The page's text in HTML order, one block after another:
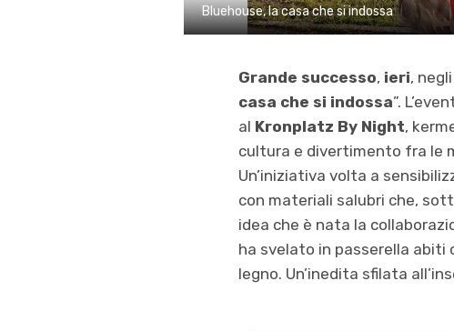
Bluehouse, la casa che si indossa
Grande successo, ieri,
casa che si indossa”.
al Kronplatz By Night,
cultura e divertimento fra le
Un’iniziativa volta a
con materiali salubri che,
idea che è nata la
ha svelato in passerella abiti
legno. Un’inedita sfilata